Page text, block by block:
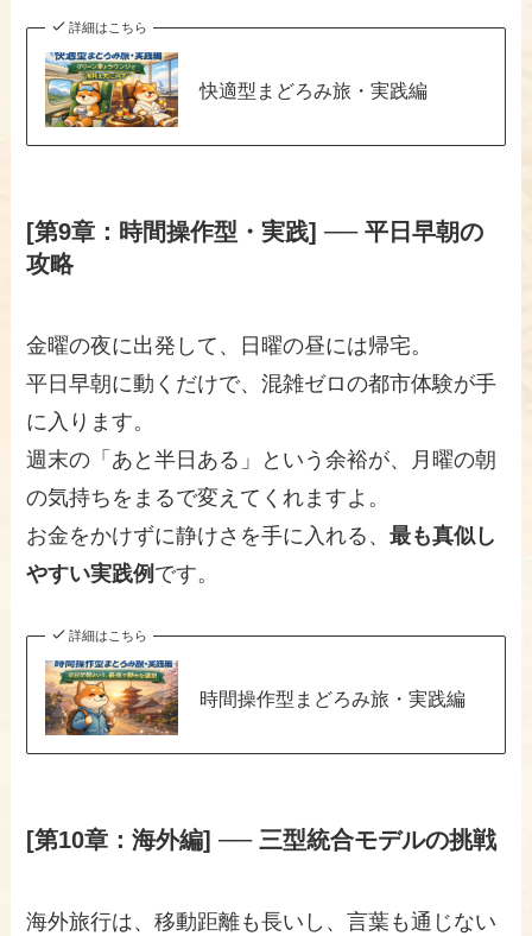
詳細はこちら
快適型まどろみ旅・実践編
[第9章：時間操作型・実践] ── 平日早朝の
攻略
金曜の夜に出発して、日曜の昼には帰宅。
平日早朝に動くだけで、混雑ゼロの都市体験が手
に入ります。
週末の「あと半日ある」という余裕が、月曜の朝
の気持ちをまるで変えてくれますよ。
お金をかけずに静けさを手に入れる、最も真似し
やすい実践例 です。
詳細はこちら
時間操作型まどろみ旅・実践編
[第10章：海外編] ── 三型統合モデルの挑戦
海外旅行は、移動距離も長いし、言葉も通じない